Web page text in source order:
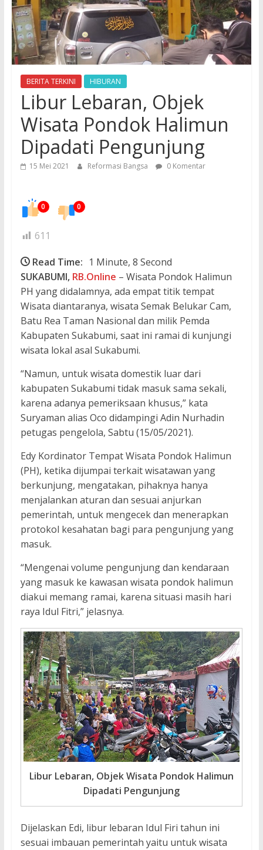
BERITA TERKINI HIBURAN
Libur Lebaran, Objek
Wisata Pondok Halimun
Dipadati Pengunjung
15 Mei 2021 Reformasi Bangsa 0 Komentar
0 0
611
Read Time: 1 Minute, 8 Second
SUKABUMI, RB.Online – Wisata Pondok Halimun
PH yang didalamnya, ada empat titik tempat
Wisata diantaranya, wisata Semak Belukar Cam,
Batu Rea Taman Nasional dan milik Pemda
Kabupaten Sukabumi, saat ini ramai di kunjungi
wisata lokal asal Sukabumi.
“Namun, untuk wisata domestik luar dari
kabupaten Sukabumi tidak masuk sama sekali,
karena adanya pemeriksaan khusus,” kata
Suryaman alias Oco didampingi Adin Nurhadin
petugas pengelola, Sabtu (15/05/2021).
Edy Kordinator Tempat Wisata Pondok Halimun
(PH), ketika dijumpai terkait wisatawan yang
berkunjung, mengatakan, pihaknya hanya
menjalankan aturan dan sesuai anjurkan
pemerintah, untuk mengecek dan menerapkan
protokol kesahatan bagi para pengunjung yang
masuk.
“Mengenai volume pengunjung dan kendaraan
yang masuk ke kawasan wisata pondok halimun
diakui memang ramai, karena situasi masih hari
raya Idul Fitri,” jelasnya.
Libur Lebaran, Objek Wisata Pondok Halimun
Dipadati Pengunjung
Dijelaskan Edi, libur lebaran Idul Firi tahun ini
sesuai imbauan pemerintah yaitu untuk wisata